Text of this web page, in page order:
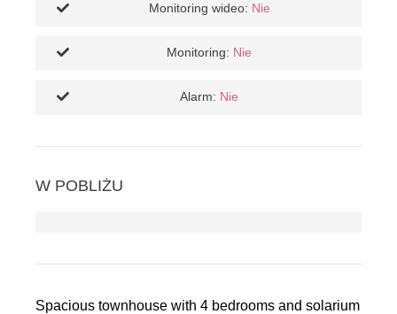
Monitoring wideo: Nie
Monitoring: Nie
Alarm: Nie
W POBLIŻU
Spacious townhouse with 4 bedrooms and solarium